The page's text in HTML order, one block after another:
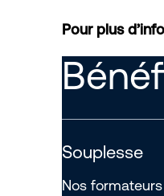
Pour plus
Souplesse
Nos